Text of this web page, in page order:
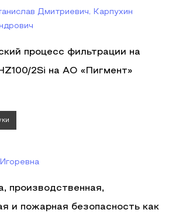
Дмитриевич, Карпухин
процесс фильтрации на
2Si на АО «Пигмент»
производственная,
и пожарная безопасность как